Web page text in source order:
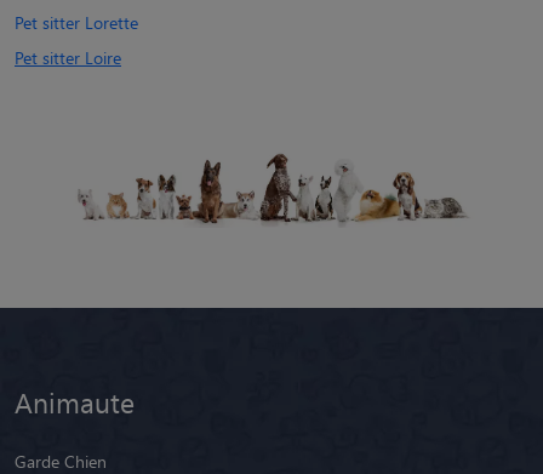
Pet sitter Lorette
Pet sitter Loire
Animaute
Garde Chien